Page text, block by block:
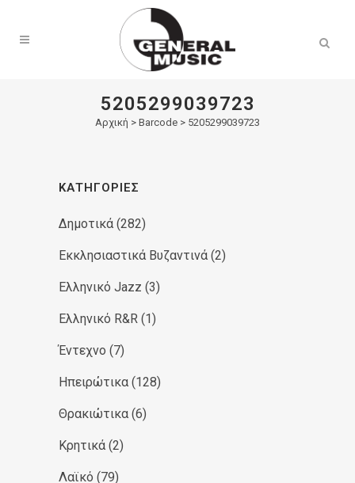
5205299039723
Αρχική > Barcode > 5205299039723
ΚΑΤΗΓΟΡΊΕΣ
Δημοτικά (282)
Εκκλησιαστικά Βυζαντινά (2)
Ελληνικό Jazz (3)
Ελληνικό R&R (1)
Έντεχνο (7)
Ηπειρώτικα (128)
Θρακιώτικα (6)
Κρητικά (2)
Λαϊκό (79)